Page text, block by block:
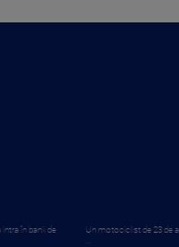
în banii de
Un motociclist de 23 de